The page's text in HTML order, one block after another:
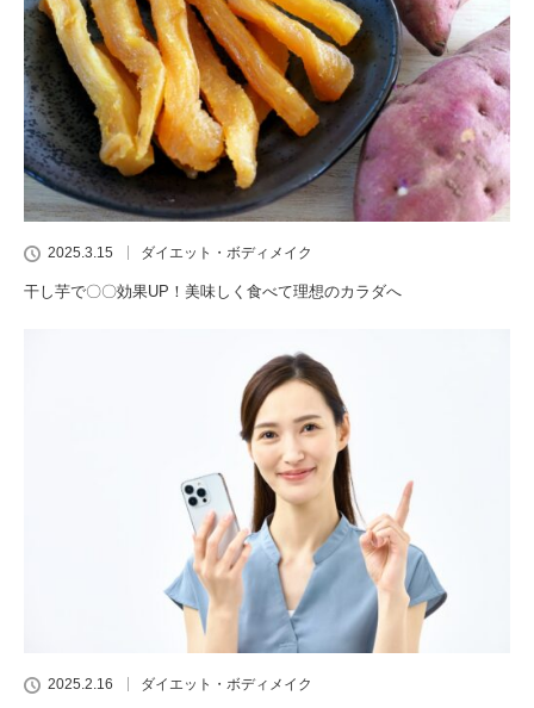
2025.3.15 ダイエット・ボディメイク
干し芋で〇〇効果UP！美味しく食べて理想のカラダへ
2025.2.16 ダイエット・ボディメイク